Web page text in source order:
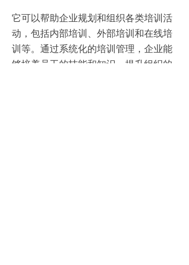
它可以帮助企业规划和组织各类培训活
动，包括内部培训、外部培训和在线培
训等。通过系统化的培训管理，企业能
够培养员工的技能和知识，提升组织的